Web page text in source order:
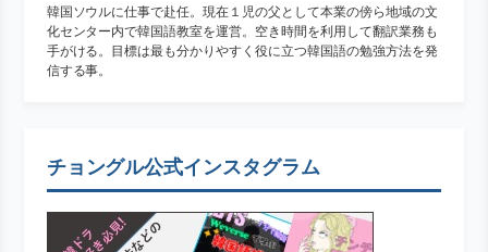
韓国ソウルに仕事で赴任。現在１児の父として本業の傍ら地域の文
化センター内で韓国語教室を運営。空き時間を利用して翻訳業務も
手がける。目標は最も分かりやすく役に立つ韓国語の勉強方法を発
信する事。
チョングル公式インスタグラム